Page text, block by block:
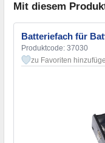
Mit diesem
Batteriefach für
Produktcode: 37030
zu Favoriten